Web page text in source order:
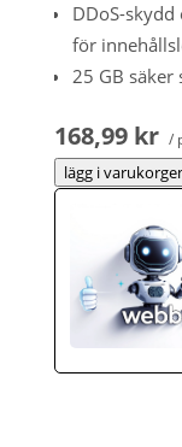
DDoS-
för
25 GB säker
168,99 kr /
lägg i